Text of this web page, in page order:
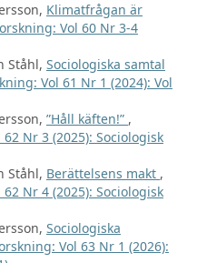
Klimatfrågan är
Vol 60 Nr 3-4
Ståhl, Sociologiska samtal
Vol 61 Nr 1 (2024): Vol
”Håll käften!” ,
Nr 3 (2025): Sociologisk
Ståhl, Berättelsens makt ,
Nr 4 (2025): Sociologisk
Sociologiska
Vol 63 Nr 1 (2026):